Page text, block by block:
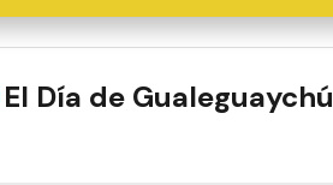
El Día de Gualeguaychú